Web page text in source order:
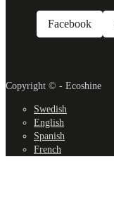
Facebook
Copyright © - Ecoshine
Swedish
English
Spanish
French